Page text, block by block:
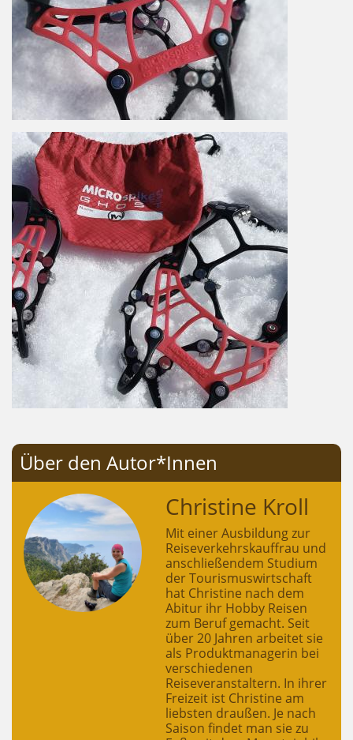
Über den Autor*Innen
Christine Kroll
Mit einer Ausbildung zur
Reiseverkehrskauffrau und
anschließendem Studium
der Tourismuswirtschaft
hat Christine nach dem
Abitur ihr Hobby Reisen
zum Beruf gemacht. Seit
über 20 Jahren arbeitet sie
als Produktmanagerin bei
verschiedenen
Reiseveranstaltern. In ihrer
Freizeit ist Christine am
liebsten draußen. Je nach
Saison findet man sie zu